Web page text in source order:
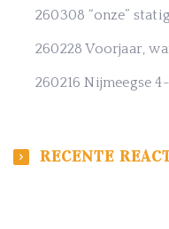
260308 “onze”
260228 Voorjaar,
260216 Nijmeegse
RECENTE